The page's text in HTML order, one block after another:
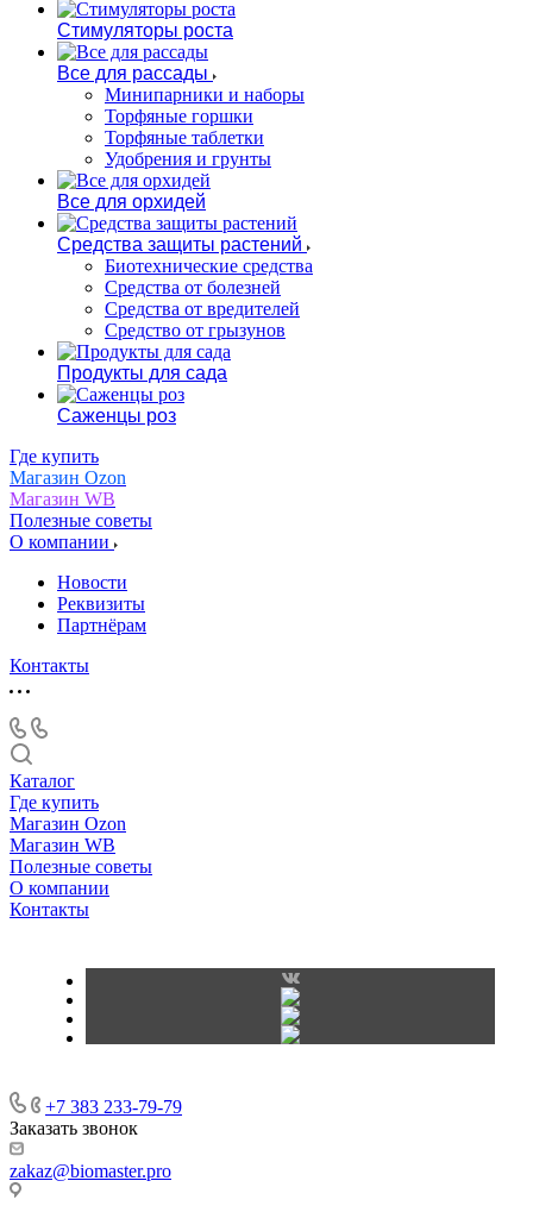
Стимуляторы роста
Все для рассады
Минипарники и наборы
Торфяные горшки
Торфяные таблетки
Удобрения и грунты
Все для орхидей
Средства защиты растений
Биотехнические средства
Средства от болезней
Средства от вредителей
Средство от грызунов
Продукты для сада
Саженцы роз
Где купить
Магазин Ozon
Магазин WB
Полезные советы
О компании
Новости
Реквизиты
Партнёрам
Контакты
Каталог
Где купить
Магазин Ozon
Магазин WB
Полезные советы
О компании
Контакты
+7 383 233-79-79
Заказать звонок
zakaz@biomaster.pro